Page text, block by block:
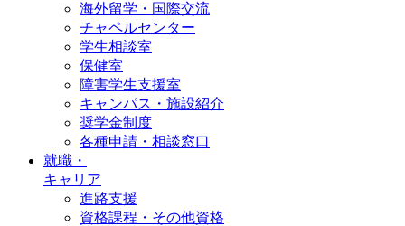
海外留学・国際交流
チャペルセンター
学生相談室
保健室
障害学生支援室
キャンパス・施設紹介
奨学金制度
各種申請・相談窓口
就職・
キャリア
進路支援
資格課程・その他資格